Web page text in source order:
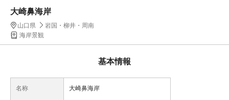
大崎鼻海岸
山口県
岩国・柳井・周南
海岸景観
基本情報
名称 大崎鼻海岸